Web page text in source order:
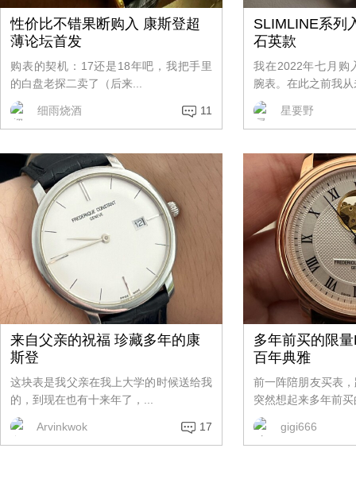
性价比不错果断购入 康斯登超
薄论坛首发
购表的契机：17还是18年吧，我把手里
的白盘老探二卖了（后来...
细雨烧酒 11
SLIMLINE系列
石英款
我在2022年七月购
腕表。在此之前我
星要野
来自父亲的祝福 珍藏多年的康
斯登
这块表是我父亲在我上大学的时候送给我
的，到现在也有十来年了，...
Arvinkwok 17
多年前买的限
百年典雅
前一阵陪朋友买表
突然想起来多年前
gigi666